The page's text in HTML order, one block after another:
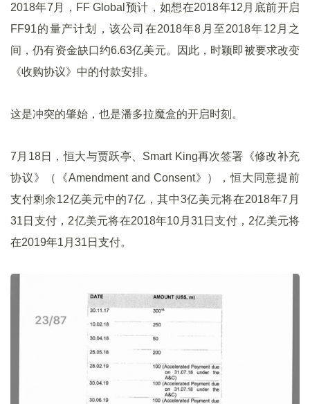
2018年7月，FF Global预计，如想在2018年12月底前开启
FF91的量产计划，该公司在2018年8月至2018年12月之
间，仍有资金缺口约6.63亿美元。因此，时颖即被要求改变
《收购协议》中的付款安排。
这是冲突的肇始，也是潘多拉魔盒的开启时刻。
7月18日，恒大与贾跃亭、Smart King再次签署《修改补充
协议》（《Amendment and Consent》），恒大同意提前
支付剩余12亿美元中的7亿，其中3亿美元将在2018年7月
31日支付，2亿美元将在2018年10月31日支付，2亿美元将
在2019年1月31日支付。